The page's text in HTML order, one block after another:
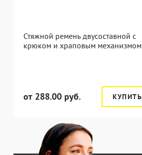
Стяжной ремень двусоставной с
крюком и храповым механизмом
от 288.00 руб. КУПИТЬ